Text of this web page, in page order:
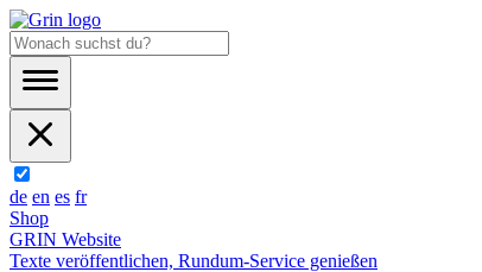
de en es fr
Shop
GRIN Website
Texte veröffentlichen, Rundum-Service genießen